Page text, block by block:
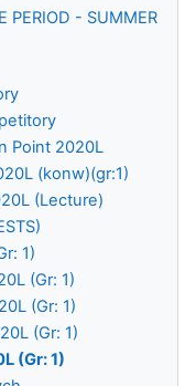
PERIOD - SUMMER
Point 2020L
(konw)(gr:1)
(Lecture)
1)
(Gr: 1)
(Gr: 1)
(Gr: 1)
(Gr: 1)